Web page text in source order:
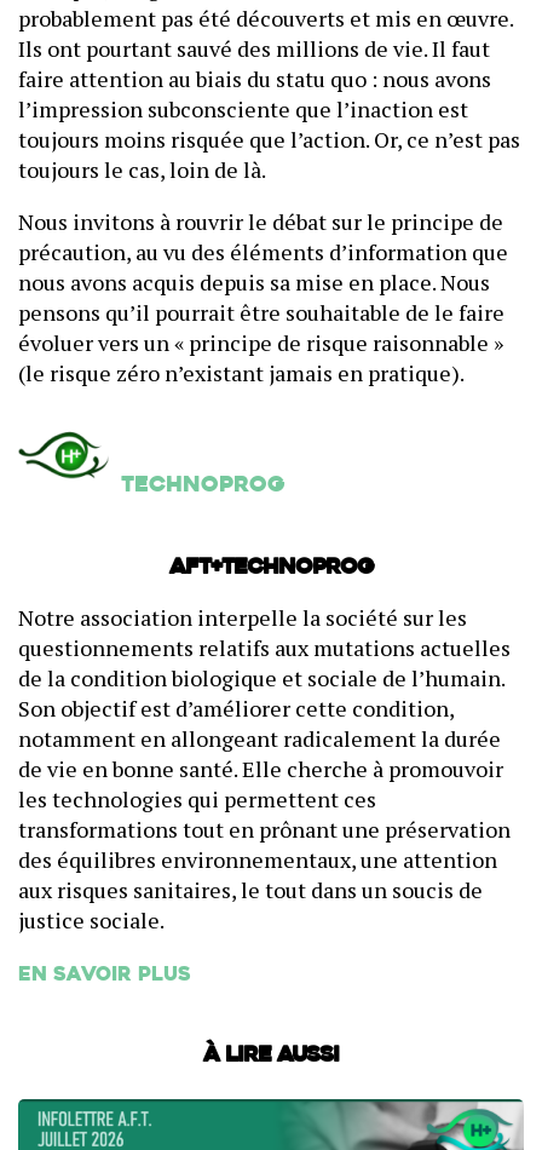
probablement pas été découverts et mis en œuvre.
Ils ont pourtant sauvé des millions de vie. Il faut
faire attention au biais du statu quo : nous avons
l’impression subconsciente que l’inaction est
toujours moins risquée que l’action. Or, ce n’est pas
toujours le cas, loin de là.
Nous invitons à rouvrir le débat sur le principe de
précaution, au vu des éléments d’information que
nous avons acquis depuis sa mise en place. Nous
pensons qu’il pourrait être souhaitable de le faire
évoluer vers un « principe de risque raisonnable »
(le risque zéro n’existant jamais en pratique).
Technoprog
AFT+Technoprog
Notre association interpelle la société sur les
questionnements relatifs aux mutations actuelles
de la condition biologique et sociale de l’humain.
Son objectif est d’améliorer cette condition,
notamment en allongeant radicalement la durée
de vie en bonne santé. Elle cherche à promouvoir
les technologies qui permettent ces
transformations tout en prônant une préservation
des équilibres environnementaux, une attention
aux risques sanitaires, le tout dans un soucis de
justice sociale.
En savoir plus
À lire aussi